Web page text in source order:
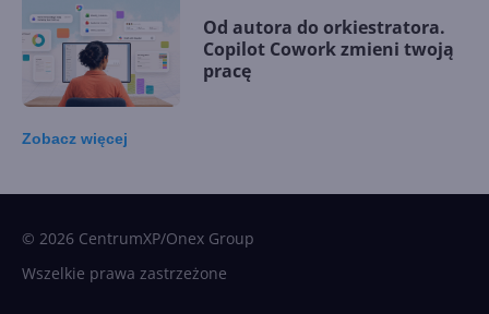
Od autora do orkiestratora.
Copilot Cowork zmieni twoją
pracę
Zobacz więcej
© 2026 CentrumXP/Onex Group
Wszelkie prawa zastrzeżone